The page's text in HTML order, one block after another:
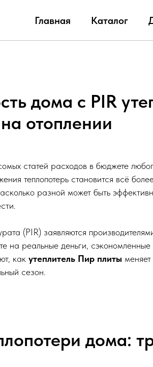
Главная Каталог
дома с PIR
отоплении
статей расходов в бюджете
теплопотерь становится всё
разной может быть
(PIR) заявляются
на реальные деньги,
как утеплитель Пир плиты
сезон.
дома: